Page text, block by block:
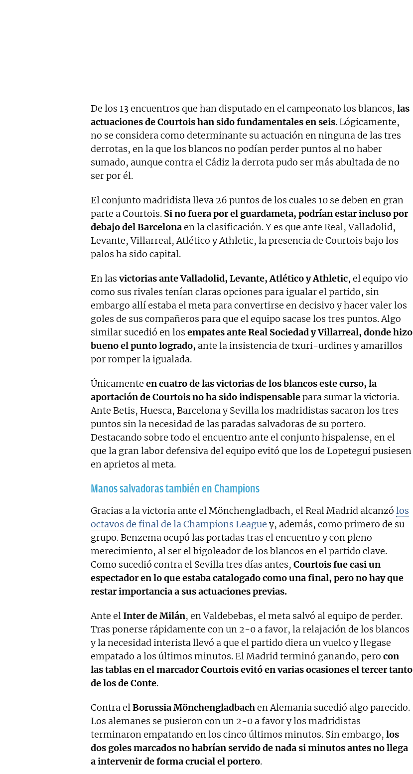
De los 13 encuentros que han disputado en el campeonato los blancos, las
actuaciones de Courtois han sido fundamentales en seis. Lógicamente,
no se considera como determinante su actuación en ninguna de las tres
derrotas, en la que los blancos no podían perder puntos al no haber
sumado, aunque contra el Cádiz la derrota pudo ser más abultada de no
ser por él.
El conjunto madridista lleva 26 puntos de los cuales 10 se deben en gran
parte a Courtois. Si no fuera por el guardameta, podrían estar incluso por
debajo del Barcelonaen la clasificación. Y es que ante Real, Valladolid,
Levante, Villarreal, Atlético y Athletic, la presencia de Courtois bajo los
palos ha sido capital.
En lasvictorias ante Valladolid, Levante, Atlético y Athletic, el equipo vio
como sus rivales tenían claras opciones para igualar el partido, sin
embargo allí estaba el meta para convertirse en decisivo y hacer valer los
goles de sus compañeros para que el equipo sacase los tres puntos. Algo
similar sucedió en los empates ante Real Sociedad y Villarreal, donde hizo
bueno el punto logrado, ante la insistencia de txuri-urdines y amarillos
por romper la igualada.
Únicamente en cuatro de las victorias de los blancos este curso, la
aportación de Courtois no ha sido indispensablepara sumar la victoria.
Ante Betis, Huesca, Barcelona y Sevilla los madridistas sacaron los tres
puntos sin la necesidad de las paradas salvadoras de su portero.
Destacando sobre todo el encuentro ante el conjunto hispalense, en el
que la gran labor defensiva del equipo evitó que los de Lopetegui pusiesen
en aprietos al meta.
Manos salvadoras también en Champions
Gracias a la victoria ante el Mönchengladbach, el Real Madrid alcanzó los
octavos de final de la Champions League y, además, como primero de su
grupo. Benzema ocupó las portadas tras el encuentro y con pleno
merecimiento, al ser el bigoleador de los blancos en el partido clave.
Como sucedió contra el Sevilla tres días antes, Courtois fue casi un
espectador en lo que estaba catalogado como una final, pero no hay que
restar importancia a sus actuaciones previas.
Ante elInter de Milán, en Valdebebas, el meta salvó al equipo de perder.
Tras ponerse rápidamente con un 2-0 a favor, la relajación de los blancos
y la necesidad interista llevó a que el partido diera un vuelco y llegase
empatado a los últimos minutos. El Madrid terminó ganando, pero con
las tablas en el marcador Courtois evitó en varias ocasiones el tercer tanto
de los de Conte.
Contra elBorussia Mönchengladbachen Alemania sucedió algo parecido.
Los alemanes se pusieron con un 2-0 a favor y los madridistas
terminaron empatando en los cinco últimos minutos. Sin embargo, los
dos goles marcados no habrían servido de nada si minutos antes no llega
a intervenir de forma crucial el portero.